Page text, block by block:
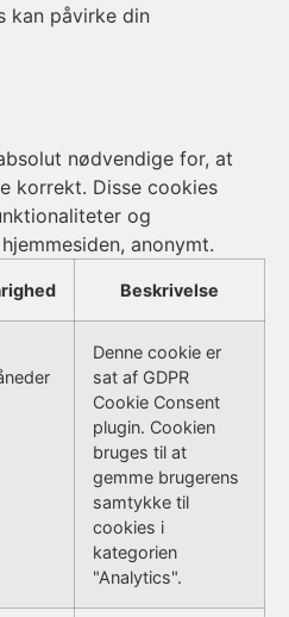
kan påvirke din
nødvendige for, at
korrekt. Disse cookies
og
anonymt.
Beskrivelse
Denne cookie er
sat af GDPR
Cookie Consent
plugin. Cookien
bruges til at
gemme brugerens
samtykke til
cookies i
kategorien
"Analytics".